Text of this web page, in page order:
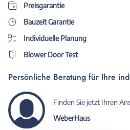
Preisgarantie
Bauzeit Garantie
Individuelle Planung
Blower Door Test
Persönliche Beratung für Ihre
Finden Sie jetzt Ihren
WeberHaus